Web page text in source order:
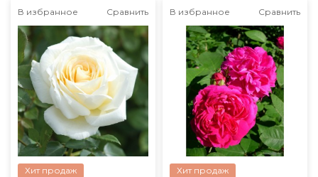
В избранное Сравнить
Хит продаж
В избранное Сравнить
Хит продаж